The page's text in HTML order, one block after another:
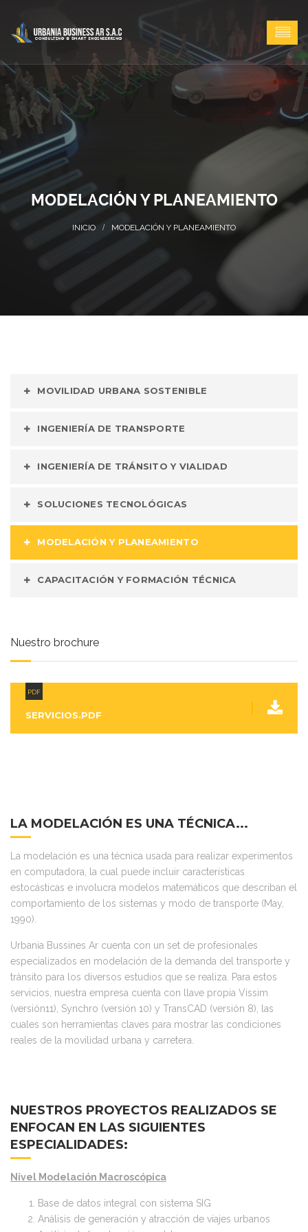
MODELACIÓN Y PLANEAMIENTO
MODELACIÓN Y PLANEAMIENTO
MOVILIDAD URBANA SOSTENIBLE
INGENIERÍA DE TRANSPORTE
INGENIERÍA DE TRÁNSITO Y VIALIDAD
SOLUCIONES TECNOLÓGICAS
MODELACIÓN Y PLANEAMIENTO
CAPACITACIÓN Y FORMACIÓN TÉCNICA
Nuestro brochure
PDF
SERVICIOS.PDF
LA MODELACIÓN ES UNA TÉCNICA...
La modelación es una técnica usada para realizar experimentos
en computadora, la cual puede incluir características
estocásticas e involucra modelos matemáticos que describan el
comportamiento de los sistemas y modo de transporte (May,
1990).
Urbania Bussines Ar cuenta con un set de profesionales
especializados en modelación de la demanda del transporte y
tránsito para los diversos estudios que se realiza. Para estos
servicios, nuestra empresa cuenta con llave propia Vissim
(versión11), Synchro (versión 10) y TransCAD (versión 8), las
cuales son herramientas claves para mostrar las condiciones
reales de la movilidad urbana y carretera.
NUESTROS PROYECTOS REALIZADOS SE
ENFOCAN EN LAS SIGUIENTES
ESPECIALIDADES:
Nivel Modelación Macroscópica
Base de datos integral con sistema SIG
Análisis de generación y atracción de viajes urbanos